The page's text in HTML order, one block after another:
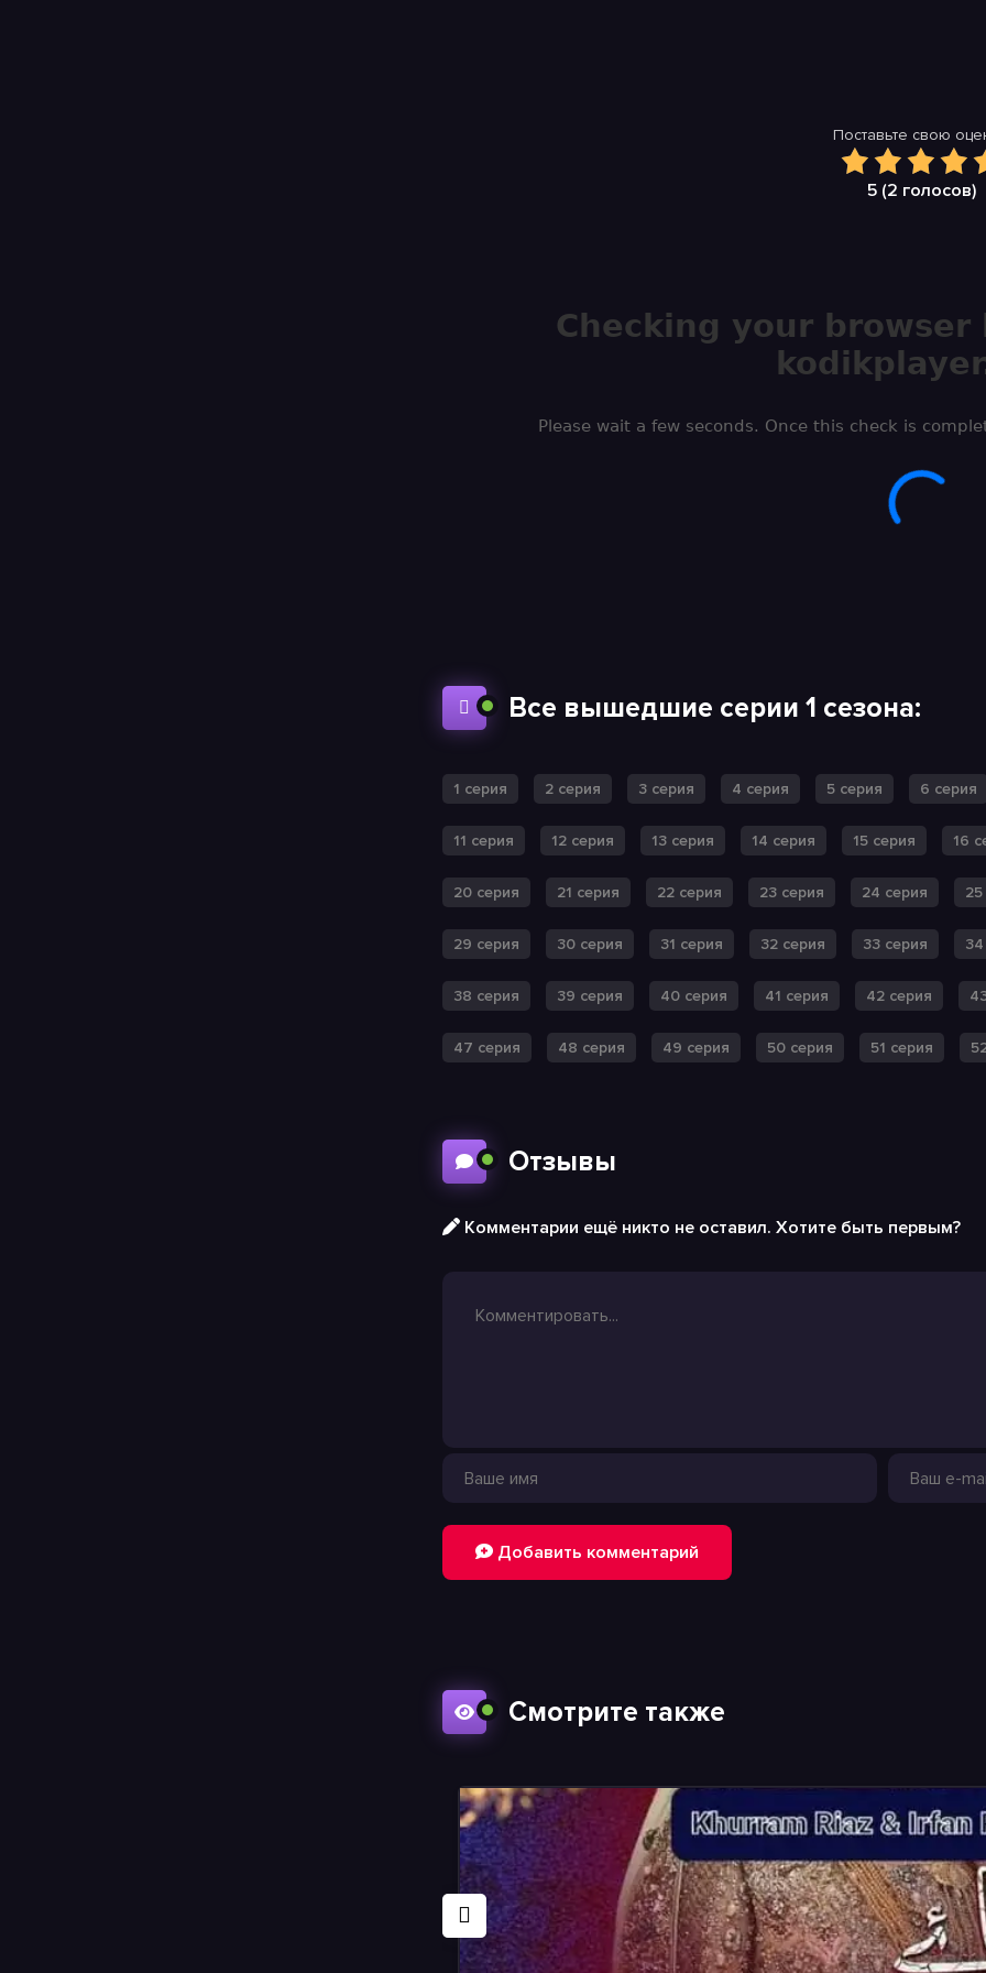
Поставьте свою
5 (2 голосов)
Все вышедшие серии 1 сезона:
1 серия 2 серия 3 серия 4 серия 5 серия 6 серия
11 серия 12 серия 13 серия 14 серия 15 серия 16
20 серия 21 серия 22 серия 23 серия 24 серия
29 серия 30 серия 31 серия 32 серия 33 серия
38 серия 39 серия 40 серия 41 серия 42 серия
47 серия 48 серия 49 серия 50 серия 51 серия
Отзывы
Комментарии ещё никто не оставил. Хотите быть первым?
Добавить комментарий
Смотрите также